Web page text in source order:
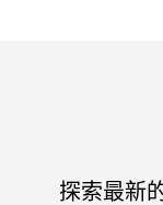
探索最新